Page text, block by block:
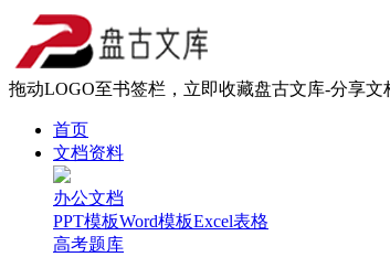
拖动LOGO至书签栏，立即收藏盘古文库-分享文
首页
文档资料
办公文档
PPT模板Word模板Excel表格
高考题库